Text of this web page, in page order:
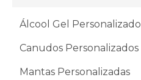
Álcool Gel Personalizado
Canudos Personalizados
Mantas Personalizadas